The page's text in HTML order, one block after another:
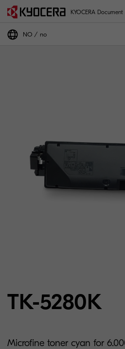
KYOCERA Document
NO no
TK-5280K
Microfine toner cyan for